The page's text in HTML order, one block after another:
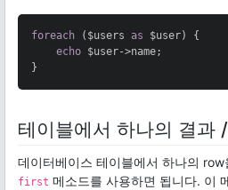
foreach ($users as $user) {
echo $user->name;
}
테이블에서 하나의 결과
데이터베이스 테이블에서 하나의
first 메소드를 사용하면 됩니다. 이